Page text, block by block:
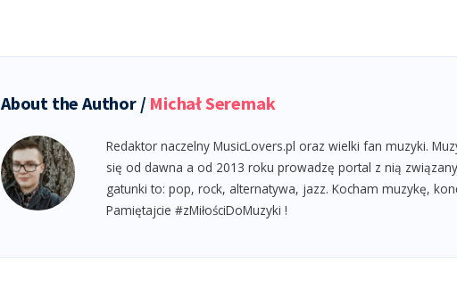
About the Author / Michał Seremak
Redaktor naczelny MusicLovers.pl oraz wielki fan muzyki.
się od dawna a od 2013 roku prowadzę portal z nią
gatunki to: pop, rock, alternatywa, jazz. Kocham muzykę,
Pamiętajcie #zMiłościDoMuzyki !